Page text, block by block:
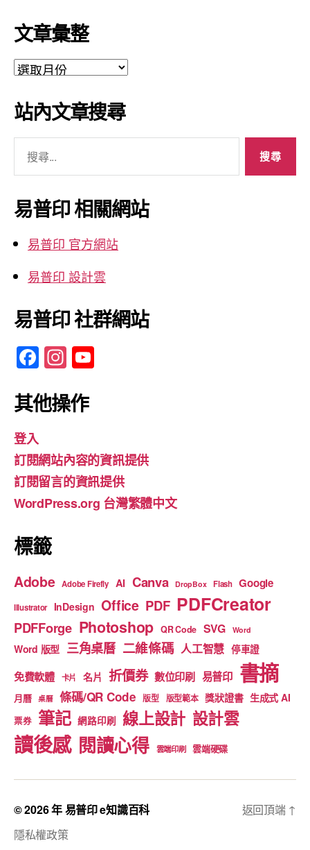
文章彙整
文
彙
整
站內文章搜尋
關
鍵
字:
易普印 相關網站
易普印 官方網站
易普印 設計雲
易普印 社群網站
F
a
c
b
o
o
k
In
st
a
gr
a
m
u
b
e
其他操作
登入
訂閱網站內容的資訊提供
訂閱留言的資訊提供
WordPress.org 台灣繁體中文
標籤
Adobe Adobe Firefly AI Canva DropBox Flash Google
Illustrator InDesign Office PDF PDFCreator
PDFForge Photoshop QR Code SVG Word
Word 版型 三角桌曆 二維條碼 人工智慧 停車證
免費軟體 卡片 名片 折價券 數位印刷 易普印 書摘
月曆 桌曆 條碼/QR Code 版型 版型範本 獎狀證書 生成式 AI
票券 筆記 網路印刷 線上設計 設計雲
讀後感 閱讀心得 雲端印刷 雲端硬碟
© 2026 年易普印 e知識百科
隱私權政策
返回頂端 ↑